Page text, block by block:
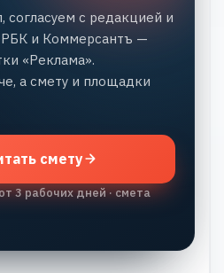
с редакцией и
и Коммерсантъ —
«Реклама».
а смету и площадки
смету
3 рабочих дней · смета